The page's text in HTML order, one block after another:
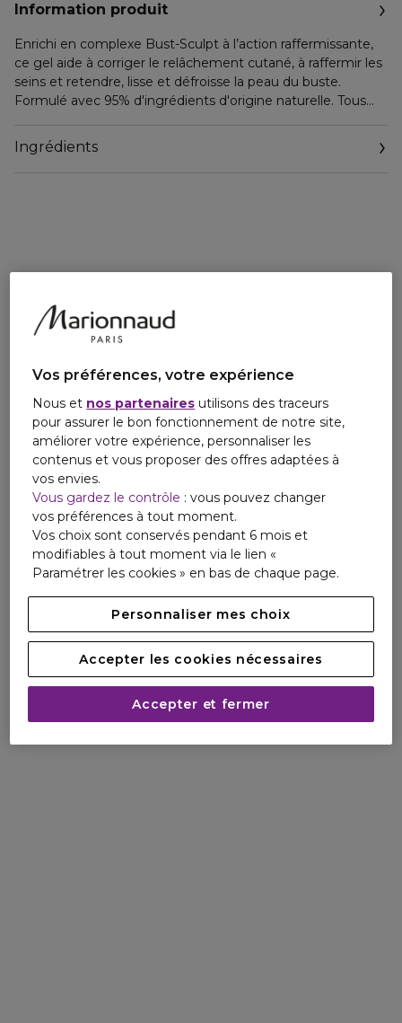
Information produit
Enrichi en complexe Bust-Sculpt à l’action raffermissante,
ce gel aide à corriger le relâchement cutané, à raffermir les
seins et retendre, lisse et défroisse la peau du buste.
Formulé avec 95% d'ingrédients d'origine naturelle. Tous
Ingrédients
Vos préférences, votre expérience
Nous et nos partenaires utilisons des traceurs
pour assurer le bon fonctionnement de notre site,
améliorer votre expérience, personnaliser les
contenus et vous proposer des offres adaptées à
vos envies.
Vous gardez le contrôle : vous pouvez changer
vos préférences à tout moment.
Vos choix sont conservés pendant 6 mois et
modifiables à tout moment via le lien «
Paramétrer les cookies » en bas de chaque page.
Personnaliser mes choix
Accepter les cookies nécessaires
Accepter et fermer